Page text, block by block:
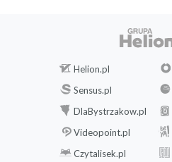
Helion.pl
Sensus.pl
DlaBystrzakow.pl
Videopoint.pl
Czytalisek.pl